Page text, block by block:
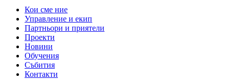
Кои сме ние
Управление и екип
Партньори и приятели
Проекти
Новини
Обучения
Събития
Контакти